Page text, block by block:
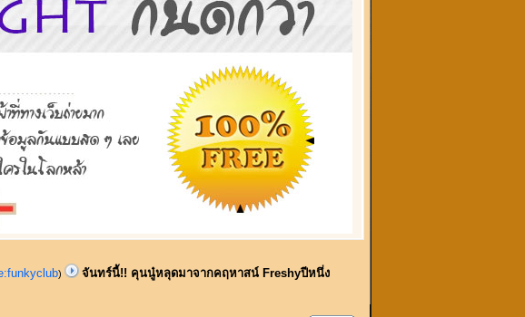
)
จันทร์นี้!! คุนนู๋หลุดมาจากคฤหาสน์ Freshyปีหนึ่ง